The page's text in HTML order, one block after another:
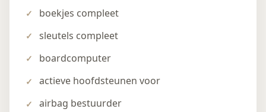
boekjes compleet
sleutels compleet
boardcomputer
actieve hoofdsteunen voor
airbag bestuurder